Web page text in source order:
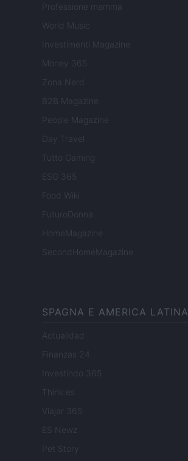
Professione mamma
World Music
Investimenti Magazine
Money 365
Zona Nerd
B2B Magazine
People Magazine
Day Travel
Tutto Gaming
ESG 365
Food Wiki
FuturoDonna
HomeMagazine
SecondHomeMagazine
SPAGNA E AMERICA LATINA
Actualidad
Finanzas 24
Investindo 365
Think.es
Viajar 365
ES Newz
Pet Story